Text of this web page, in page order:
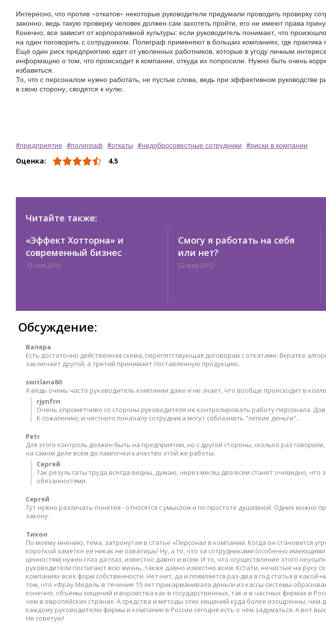
Интересно, что против «откатов» некоторые руководители придумали проводить проверку
законно, ведь такую проверку человек должен сам захотеть пройти, его не имеют права
Конечно, все зависит от корпоративной культуры: если руководитель понимает, что
на один поговорить с сотрудником. Полиграф применяют в больших компаниях, где
Ещё один риск предприятию идет от уволенных работников, которые в угоду личным
информацию о том, что происходит в компании, откуда их попросили. Нужно быть очень
избавиться.
То, что с персоналом нужно работать, не пустые слова, ведь при эффективном руководстве
в свою сторону, сводятся к нулю.
предприятие полиграф откаты недобросовестные сотрудники риски в компании
Оценка: 4.5
Читайте также:
«Эффект Хотторна» и
современный бизнес
13 ноя 2013
Смогу я работать на себя
или нет?
22 май 2013
Обсуждение:
Валера
Есть достаточно действенная схема, перепятствующая договорам с откатами. Вкратке
заключает другой, а третий принимает поставленную продукцию.
switlana80
А ведь очень часто руководитель компании даже и не знает, что вообще происходит в
rjynfrn
Очень опрометчиво со стороны руководителя не контролировать работу персонала.
К сожалению, и честного поначалу сотрудника могут соблазнить "легкие деньги"...
Petr
Для этого контроль должен быть на предприятии, но с другой стороны, сколько раз
на самом деле всем до лампочки качество этой же работы.
Сергей
Так результаты труда всегда видны, думаю, через месяц-два всем станет очевидно, что
обязанностями.
Сергей
Тут нужно различать понятия - относятся с умыслом и по простоте душевной. Одних можно
закону.
Тихон
По моему мнению, тема, затронутая в статье «Персонал в компании. Когда он становится
короткой заметке её никак не охватишь! Ну, а то, что за сотрудниками (особенно
ценностям) нужен глаз да глаз, известно давно и всем. И то, что осуществление этого
руководители постигают всю жизнь, также давно известно всем. Кстати, нечистые на руку
компаниях всех форм собственности. Нет-нет, да и появляется раз-два в год статья в
том, что «Фрау Медель в течение 15 лет прикарманивала деньги из кассы системы
конечно, объёмы хищений и воровства как в государственных, так и в частных фирмах в
чем в европейских странах. А средства и методы этих хищений куда более изощрённы, чем
каждому руководителю фирмы и компании в России сегодня есть о чём задуматься. А вот
Не советую!